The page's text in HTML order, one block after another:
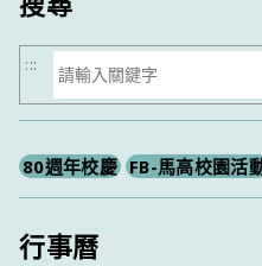
搜
尋
:::
80週年校慶 FB-馬高校園活
行事曆